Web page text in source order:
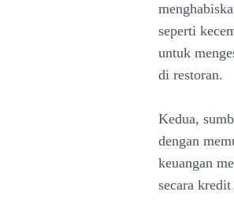
seperti
untuk
di restoran.
Kedua,
dengan
keuangan
secara